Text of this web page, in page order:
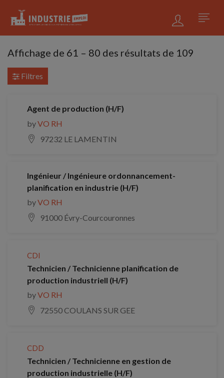
Affichage de 61 – 80 des résultats de 109
Filtres
Agent de production (H/F)
byVO RH
97232 LE LAMENTIN
Ingénieur / Ingénieure ordonnancement-
planification en industrie (H/F)
byVO RH
91000 Évry-Courcouronnes
CDI
Technicien / Technicienne planification de
production industriell (H/F)
byVO RH
72550 COULANS SUR GEE
CDD
Technicien / Technicienne en gestion de
production industrielle (H/F)